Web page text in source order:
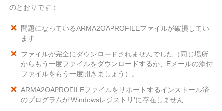
のとおりです：
問題になっているARMA2OAPROFILEファイルが破損してい
ます
ファイルが完全にダウンロードされませんでした（同じ場所
からもう一度ファイルをダウンロードするか、Eメールの添付
ファイルをもう一度開きましょう）。
ARMA2OAPROFILEファイルをサポートするインストール済
のプログラムが'Windowsレジストリ'に存在しません